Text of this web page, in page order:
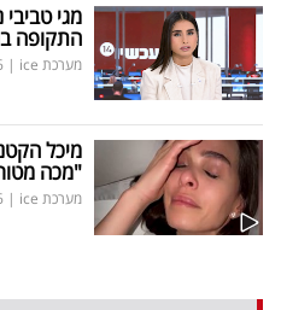
התקופה
מערכת ice |
מיכל
"מכה
מערכת ice |